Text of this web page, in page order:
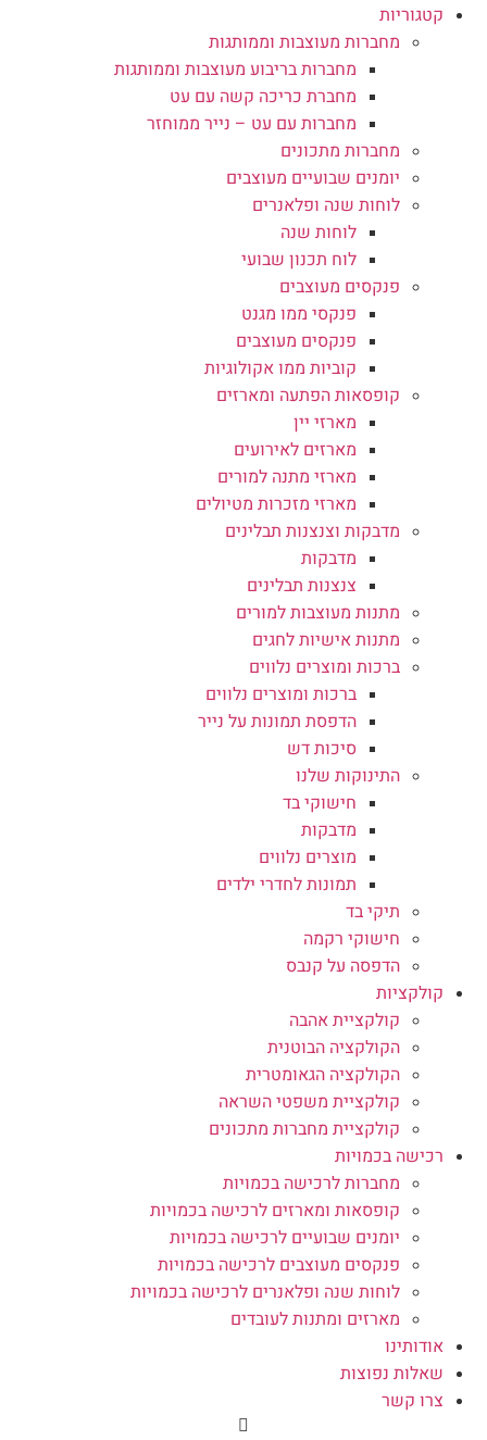
קטגוריות
מחברות מעוצבות וממותגות
מחברות בריבוע מעוצבות וממותגות
מחברת כריכה קשה עם עט
מחברות עם עט – נייר ממוחזר
מחברות מתכונים
יומנים שבועיים מעוצבים
לוחות שנה ופלאנרים
לוחות שנה
לוח תכנון שבועי
פנקסים מעוצבים
פנקסי ממו מגנט
פנקסים מעוצבים
קוביות ממו אקולוגיות
קופסאות הפתעה ומארזים
מארזי יין
מארזים לאירועים
מארזי מתנה למורים
מארזי מזכרות מטיולים
מדבקות וצנצנות תבלינים
מדבקות
צנצנות תבלינים
מתנות מעוצבות למורים
מתנות אישיות לחגים
ברכות ומוצרים נלווים
ברכות ומוצרים נלווים
הדפסת תמונות על נייר
סיכות דש
התינוקות שלנו
חישוקי בד
מדבקות
מוצרים נלווים
תמונות לחדרי ילדים
תיקי בד
חישוקי רקמה
הדפסה על קנבס
קולקציות
קולקציית אהבה
הקולקציה הבוטנית
הקולקציה הגאומטרית
קולקציית משפטי השראה
קולקציית מחברות מתכונים
רכישה בכמויות
מחברות לרכישה בכמויות
קופסאות ומארזים לרכישה בכמויות
יומנים שבועיים לרכישה בכמויות
פנקסים מעוצבים לרכישה בכמויות
לוחות שנה ופלאנרים לרכישה בכמויות
מארזים ומתנות לעובדים
אודותינו
שאלות נפוצות
צרו קשר